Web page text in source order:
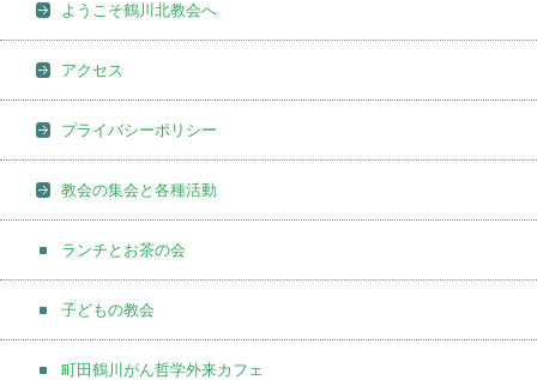
ようこそ鶴川北教会へ
アクセス
プライバシーポリシー
教会の集会と各種活動
ランチとお茶の会
子どもの教会
町田鶴川がん哲学外来カフェ